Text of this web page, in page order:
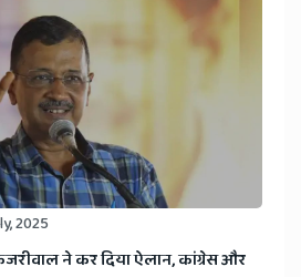
2025
ने कर दिया ऐलान, कांग्रेस और